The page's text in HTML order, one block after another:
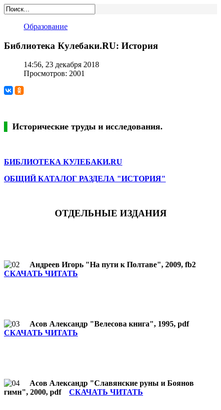
Образование
Библиотека Кулебаки.RU: История
14:56, 23 декабря 2018
Просмотров: 2001
Исторические труды и исследования.
БИБЛИОТЕКА КУЛЕБАКИ.RU
ОБЩИЙ КАТАЛОГ РАЗДЕЛА "ИСТОРИЯ"
ОТДЕЛЬНЫЕ ИЗДАНИЯ
Андреев Игорь "На пути к Полтаве", 2009, fb2
СКАЧАТЬ ЧИТАТЬ
Асов Александр "Велесова книга", 1995, pdf
СКАЧАТЬ ЧИТАТЬ
Асов Александр "Славянские руны и Боянов
гимн", 2000, pdf СКАЧАТЬ ЧИТАТЬ